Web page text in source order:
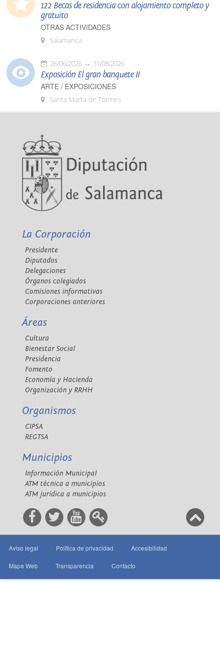
122 Becas de residencia con alojamiento completo y
gratuito
OTRAS ACTIVIDADES
Salamanca
26/06/2026 31/08/2026
Exposición El gran banquete II
ARTE / EXPOSICIONES
Santa Marta de Tormes
La Corporación
Presidente
Diputados
Delegaciones
Órganos colegiados
Comisiones informativas
Corporaciones anteriores
Áreas
Cultura
Bienestar Social
Presidencia
Fomento
Economía y Hacienda
Organización y RRHH
Organismos
CIPSA
REGTSA
Municipios
Información Municipal
ATM técnica a municipios
ATM jurídica a municipios
Aviso legal Política de privacidad Accesibilidad
Mapa Web Transparencia Contacto